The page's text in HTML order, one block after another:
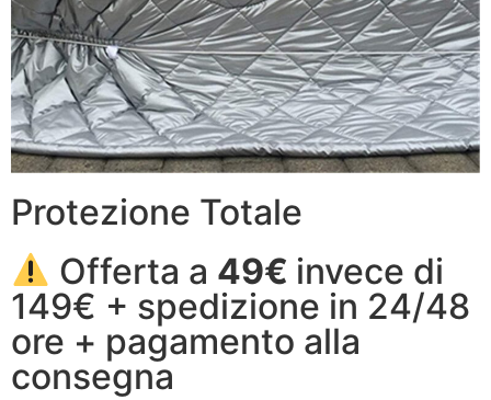
Protezione Totale
Offerta a 49€ invece di
149€ + spedizione in 24/48
ore + pagamento alla
consegna